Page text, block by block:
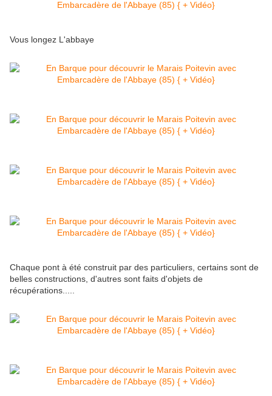
Vous longez L'abbaye
Chaque pont à été construit par des particuliers, certains sont de
belles constructions, d'autres sont faits d'objets de
récupérations.....